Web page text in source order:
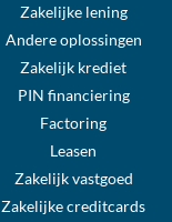
Zakelijke lening
Andere oplossingen
Zakelijk krediet
PIN financiering
Factoring
Leasen
Zakelijk vastgoed
Zakelijke creditcards